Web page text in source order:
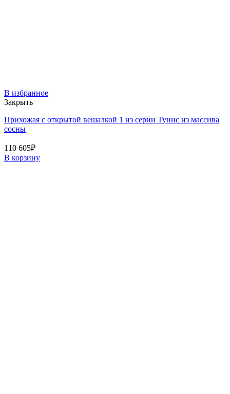
В избранное
Закрыть
Прихожая с открытой вешалкой 1 из серии Тунис из массива
сосны
110 605₽
В корзину